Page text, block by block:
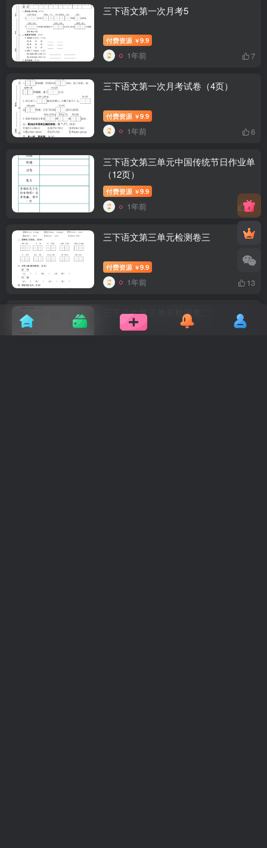
三下语文第一次月考5
付费资源 ￥9.9
1年前 7
三下语文第一次月考试卷（4页）
付费资源 ￥9.9
1年前 6
三下语文第三单元中国传统节日作业单
（12页）
付费资源 ￥9.9
1年前 11
三下语文第三单元检测卷三
付费资源 ￥9.9
1年前 13
三下语文第三单元检测卷二